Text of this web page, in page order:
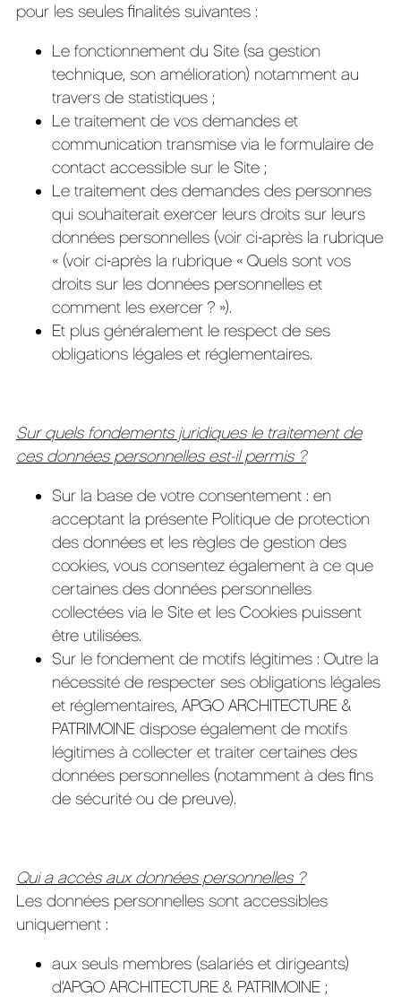
pour les seules finalités suivantes :
Le fonctionnement du Site (sa gestion
technique, son amélioration) notamment au
travers de statistiques ;
Le traitement de vos demandes et
communication transmise via le formulaire de
contact accessible sur le Site ;
Le traitement des demandes des personnes
qui souhaiterait exercer leurs droits sur leurs
données personnelles (voir ci-après la rubrique
« (voir ci-après la rubrique « Quels sont vos
droits sur les données personnelles et
comment les exercer ? »).
Et plus généralement le respect de ses
obligations légales et réglementaires.
Sur quels fondements juridiques le traitement de
ces données personnelles est-il permis ?
Sur la base de votre consentement : en
acceptant la présente Politique de protection
des données et les règles de gestion des
cookies, vous consentez également à ce que
certaines des données personnelles
collectées via le Site et les Cookies puissent
être utilisées.
Sur le fondement de motifs légitimes : Outre la
nécessité de respecter ses obligations légales
et réglementaires, APGO ARCHITECTURE &
PATRIMOINE dispose également de motifs
légitimes à collecter et traiter certaines des
données personnelles (notamment à des fins
de sécurité ou de preuve).
Qui a accès aux données personnelles ?
Les données personnelles sont accessibles
uniquement :
aux seuls membres (salariés et dirigeants)
d’APGO ARCHITECTURE & PATRIMOINE ;